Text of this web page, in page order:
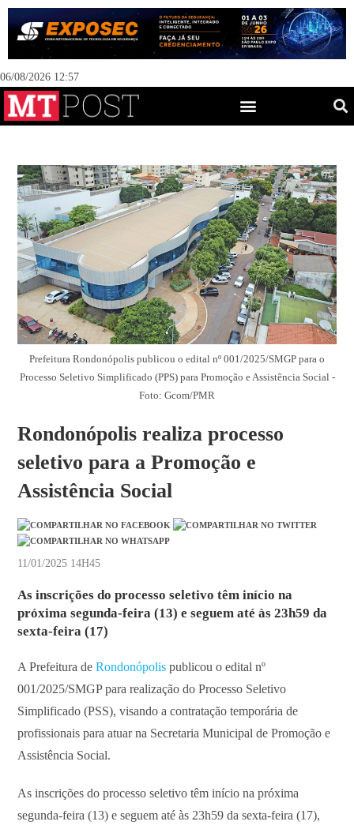
06/08/2026 12:57
Prefeitura Rondonópolis publicou o edital nº 001/2025/SMGP para o
Processo Seletivo Simplificado (PPS) para Promoção e Assistência Social -
Foto: Gcom/PMR
Rondonópolis realiza processo
seletivo para a Promoção e
Assistência Social
11/01/2025 14H45
As inscrições do processo seletivo têm início na
próxima segunda-feira (13) e seguem até às 23h59 da
sexta-feira (17)
A Prefeitura deRondonópolis publicou o edital nº
001/2025/SMGP para realização do Processo Seletivo
Simplificado (PSS), visando a contratação temporária de
profissionais para atuar na Secretaria Municipal de Promoção e
Assistência Social.
As inscrições do processo seletivo têm início na próxima
segunda-feira (13) e seguem até às 23h59 da sexta-feira (17),